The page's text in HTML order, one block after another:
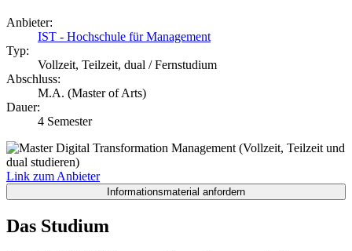
Anbieter:
IST - Hochschule für Management
Typ:
Vollzeit, Teilzeit, dual / Fernstudium
Abschluss:
M.A. (Master of Arts)
Dauer:
4 Semester
Link zum Anbieter
Das Studium